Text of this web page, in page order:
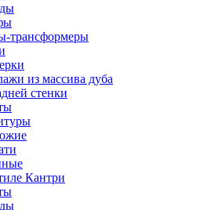
трансформеры
из массива дуба
стенки
Кантри